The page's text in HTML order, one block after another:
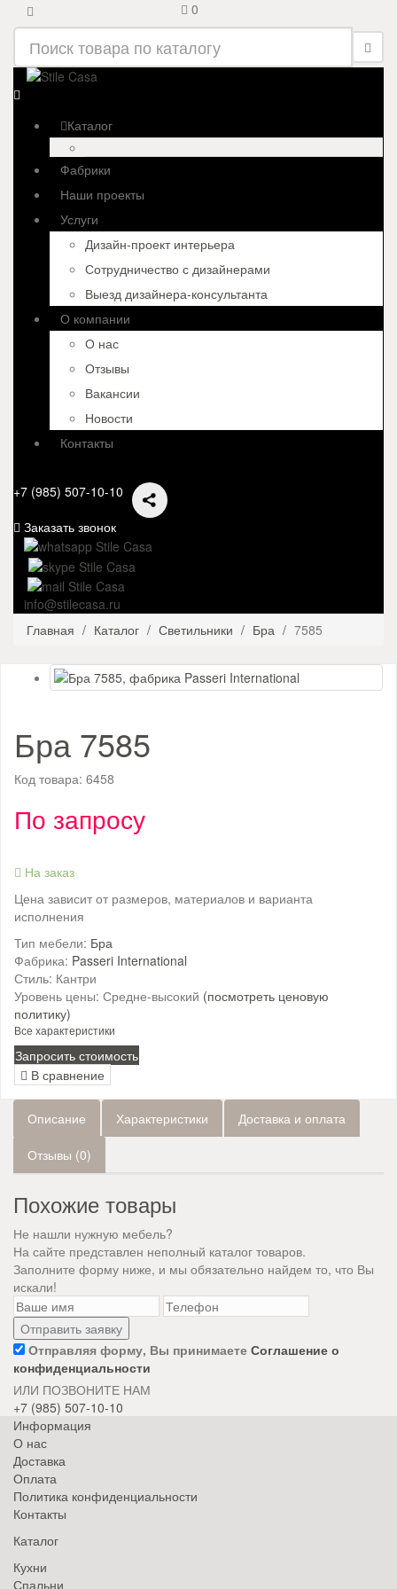
0
Каталог
Фабрики
Наши проекты
Услуги
Дизайн-проект интерьера
Сотрудничество с дизайнерами
Выезд дизайнера-консультанта
О компании
О нас
Отзывы
Вакансии
Новости
Контакты
+7 (985) 507-10-10
Заказать звонок
info@stilecasa.ru
Главная
Каталог Светильники Бра 7585
Бра 7585
Код товара: 6458
По запросу
На заказ
Цена зависит от размеров, материалов и варианта
исполнения
Тип мебели: Бра
Фабрика: Passeri International
Стиль: Кантри
Уровень цены: Средне-высокий (посмотреть ценовую
политику)
Все характеристики
Запросить стоимость
В сравнение
Описание Характеристики Доставка и оплата
Отзывы (0)
Похожие товары
Не нашли нужную мебель?
На сайте представлен неполный каталог товаров.
Заполните форму ниже, и мы обязательно найдем то, что Вы
искали!
Отправляя форму, Вы принимаете Соглашение о
конфиденциальности
ИЛИ ПОЗВОНИТЕ НАМ
+7 (985) 507-10-10
Информация
О нас
Доставка
Оплата
Политика конфиденциальности
Контакты
Каталог
Кухни
Спальни